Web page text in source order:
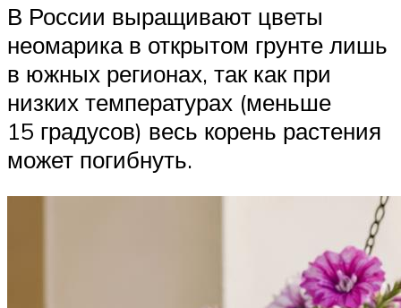
В России выращивают цветы
неомарика в открытом грунте лишь
в южных регионах, так как при
низких температурах (меньше
15 градусов) весь корень растения
может погибнуть.